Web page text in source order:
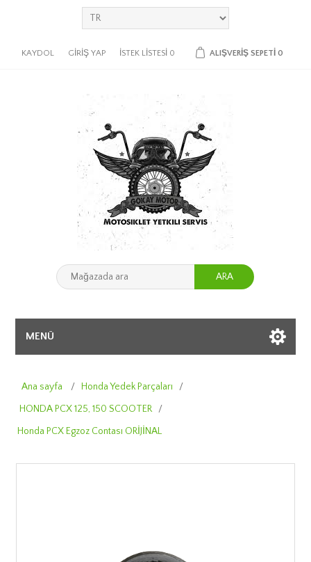
KAYDOL GIRIŞ YAP İSTEK LISTESI 0 ALIŞVERIŞ SEPETI 0
ARA
MENÜ
Ana sayfa / Honda Yedek Parçaları
/
HONDA PCX 125, 150 SCOOTER /
Honda PCX Egzoz Contası ORİJİNAL